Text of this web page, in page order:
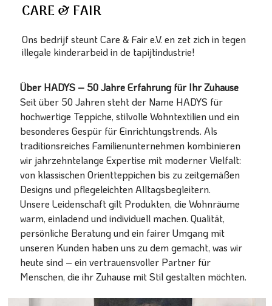
CARE & FAIR
Ons bedrijf steunt Care & Fair e.V. en zet zich in tegen
illegale kinderarbeid in de tapijtindustrie!
Über HADYS – 50 Jahre Erfahrung für Ihr Zuhause
Seit über 50 Jahren steht der Name HADYS für
hochwertige Teppiche, stilvolle Wohntextilien und ein
besonderes Gespür für Einrichtungstrends. Als
traditionsreiches Familienunternehmen kombinieren
wir jahrzehntelange Expertise mit moderner Vielfalt:
von klassischen Orientteppichen bis zu zeitgemäßen
Designs und pflegeleichten Alltagsbegleitern.
Unsere Leidenschaft gilt Produkten, die Wohnräume
warm, einladend und individuell machen. Qualität,
persönliche Beratung und ein fairer Umgang mit
unseren Kunden haben uns zu dem gemacht, was wir
heute sind – ein vertrauensvoller Partner für
Menschen, die ihr Zuhause mit Stil gestalten möchten.